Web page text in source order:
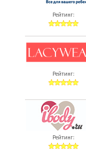
Рейтинг:
Рейтинг:
Рейтинг: